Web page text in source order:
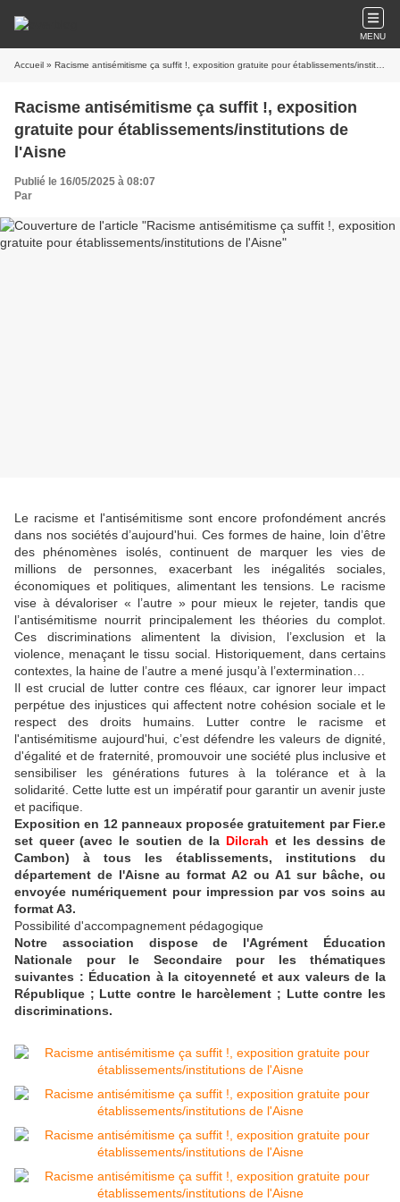
MENU
Accueil » Racisme antisémitisme ça suffit !, exposition gratuite pour établissements/institutions de l'Aisne
Racisme antisémitisme ça suffit !, exposition
gratuite pour établissements/institutions de
l'Aisne
Publié le 16/05/2025 à 08:07
Par
Le racisme et l'antisémitisme sont encore profondément ancrés
dans nos sociétés d’aujourd'hui. Ces formes de haine, loin d’être
des phénomènes isolés, continuent de marquer les vies de
millions de personnes, exacerbant les inégalités sociales,
économiques et politiques, alimentant les tensions. Le racisme
vise à dévaloriser « l’autre » pour mieux le rejeter, tandis que
l’antisémitisme nourrit principalement les théories du complot.
Ces discriminations alimentent la division, l’exclusion et la
violence, menaçant le tissu social. Historiquement, dans certains
contextes, la haine de l’autre a mené jusqu’à l’extermination…
Il est crucial de lutter contre ces fléaux, car ignorer leur impact
perpétue des injustices qui affectent notre cohésion sociale et le
respect des droits humains. Lutter contre le racisme et
l'antisémitisme aujourd'hui, c’est défendre les valeurs de dignité,
d'égalité et de fraternité, promouvoir une société plus inclusive et
sensibiliser les générations futures à la tolérance et à la
solidarité. Cette lutte est un impératif pour garantir un avenir juste
et pacifique.
Exposition en 12 panneaux proposée gratuitement par Fier.e
set queer (avec le soutien de la Dilcrah et les dessins de
Cambon) à tous les établissements, institutions du
département de l'Aisne au format A2 ou A1 sur bâche, ou
envoyée numériquement pour impression par vos soins au
format A3.
Possibilité d'accompagnement pédagogique
Notre association dispose de l'Agrément Éducation
Nationale pour le Secondaire pour les thématiques
suivantes : Éducation à la citoyenneté et aux valeurs de la
République ; Lutte contre le harcèlement ; Lutte contre les
discriminations.